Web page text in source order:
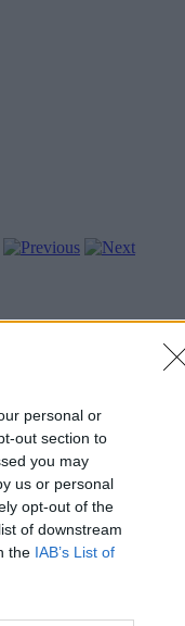
personal or
out section to
you may
us or personal
opt-out of the
of downstream
the IAB’s List of